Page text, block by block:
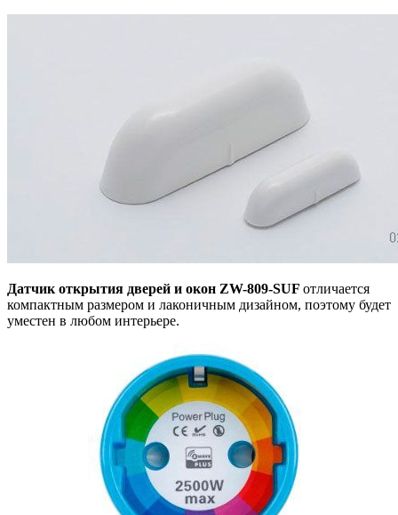
Датчик открытия дверей и окон ZW-809-SUF отличается
компактным размером и лаконичным дизайном, поэтому будет
уместен в любом интерьере.